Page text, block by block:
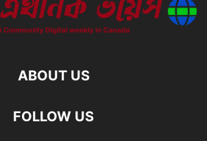
ABOUT US
FOLLOW US